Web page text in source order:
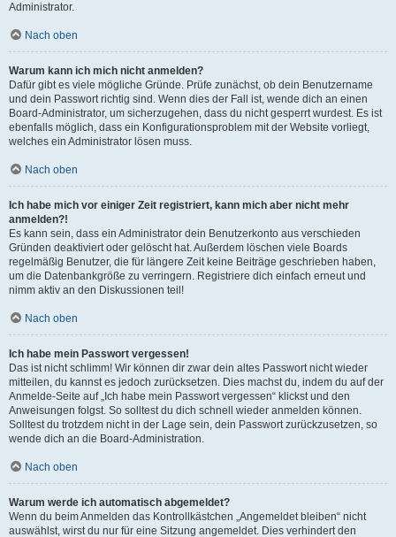
Administrator.
Nach oben
Warum kann ich mich nicht anmelden?
Dafür gibt es viele mögliche Gründe. Prüfe zunächst, ob dein Benutzername
und dein Passwort richtig sind. Wenn dies der Fall ist, wende dich an einen
Board-Administrator, um sicherzugehen, dass du nicht gesperrt wurdest. Es ist
ebenfalls möglich, dass ein Konfigurationsproblem mit der Website vorliegt,
welches ein Administrator lösen muss.
Nach oben
Ich habe mich vor einiger Zeit registriert, kann mich aber nicht mehr
anmelden?!
Es kann sein, dass ein Administrator dein Benutzerkonto aus verschieden
Gründen deaktiviert oder gelöscht hat. Außerdem löschen viele Boards
regelmäßig Benutzer, die für längere Zeit keine Beiträge geschrieben haben,
um die Datenbankgröße zu verringern. Registriere dich einfach erneut und
nimm aktiv an den Diskussionen teil!
Nach oben
Ich habe mein Passwort vergessen!
Das ist nicht schlimm! Wir können dir zwar dein altes Passwort nicht wieder
mitteilen, du kannst es jedoch zurücksetzen. Dies machst du, indem du auf der
Anmelde-Seite auf „Ich habe mein Passwort vergessen“ klickst und den
Anweisungen folgst. So solltest du dich schnell wieder anmelden können.
Solltest du trotzdem nicht in der Lage sein, dein Passwort zurückzusetzen, so
wende dich an die Board-Administration.
Nach oben
Warum werde ich automatisch abgemeldet?
Wenn du beim Anmelden das Kontrollkästchen „Angemeldet bleiben“ nicht
auswählst, wirst du nur für eine Sitzung angemeldet. Dies verhindert den